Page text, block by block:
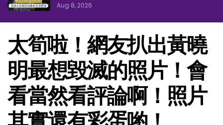
Aug 8, 2026
太筍啦！網友扒出黃曉
明最想毀滅的照片！會
看當然看評論啊！照片